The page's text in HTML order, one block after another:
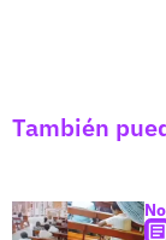
También